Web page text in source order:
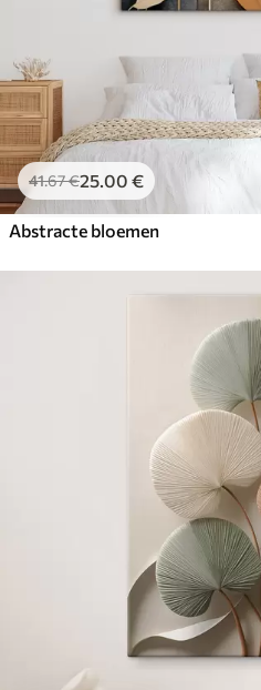
41.67€25.00 €
Abstracte bloemen